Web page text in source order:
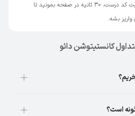
می‌گیره، جایزه بگیرید. پس از ثبت کد درست، ۳۰ ثانیه در صفحه بمونید تا
واریز بشه.
کانستیتوشن دائو